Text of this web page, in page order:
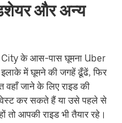
और अन्य
City के आस-पास घूमना Uber
में घूमने की जगहें ढूँढें, फिर
वहाँ जाने के लिए राइड की
कर सकते हैं या उसे पहले से
आपकी राइड भी तैयार रहे।